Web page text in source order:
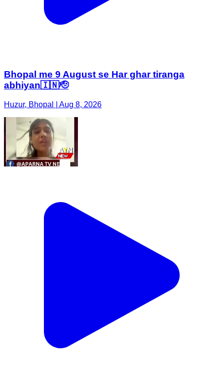
Bhopal me 9 August se Har ghar tiranga
abhiyan🇮🇳🫡
Huzur, Bhopal | Aug 8, 2026